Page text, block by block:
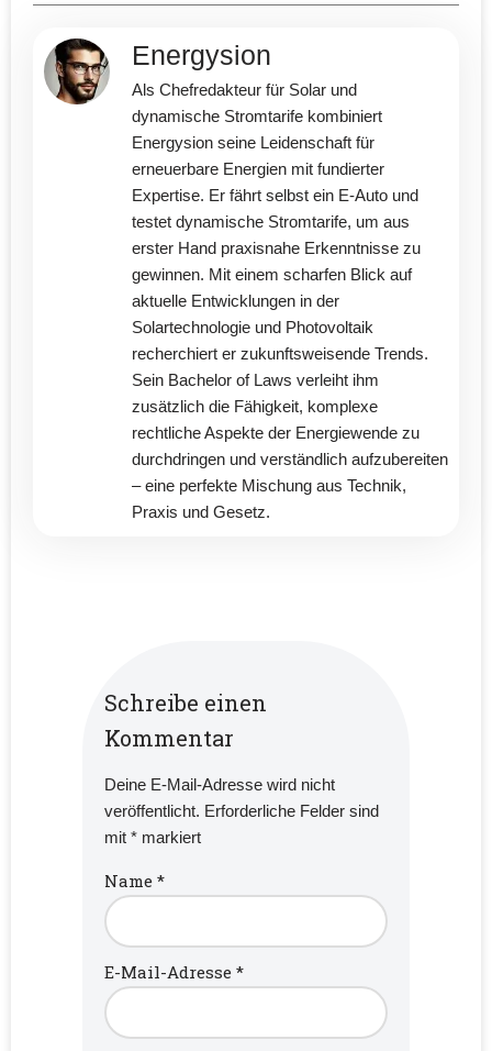
Energysion
Als Chefredakteur für Solar und
dynamische Stromtarife kombiniert
Energysion seine Leidenschaft für
erneuerbare Energien mit fundierter
Expertise. Er fährt selbst ein E-Auto und
testet dynamische Stromtarife, um aus
erster Hand praxisnahe Erkenntnisse zu
gewinnen. Mit einem scharfen Blick auf
aktuelle Entwicklungen in der
Solartechnologie und Photovoltaik
recherchiert er zukunftsweisende Trends.
Sein Bachelor of Laws verleiht ihm
zusätzlich die Fähigkeit, komplexe
rechtliche Aspekte der Energiewende zu
durchdringen und verständlich aufzubereiten
– eine perfekte Mischung aus Technik,
Praxis und Gesetz.
Schreibe einen
Kommentar
Deine E-Mail-Adresse wird nicht
veröffentlicht. Erforderliche Felder sind
mit * markiert
Name *
E-Mail-Adresse *